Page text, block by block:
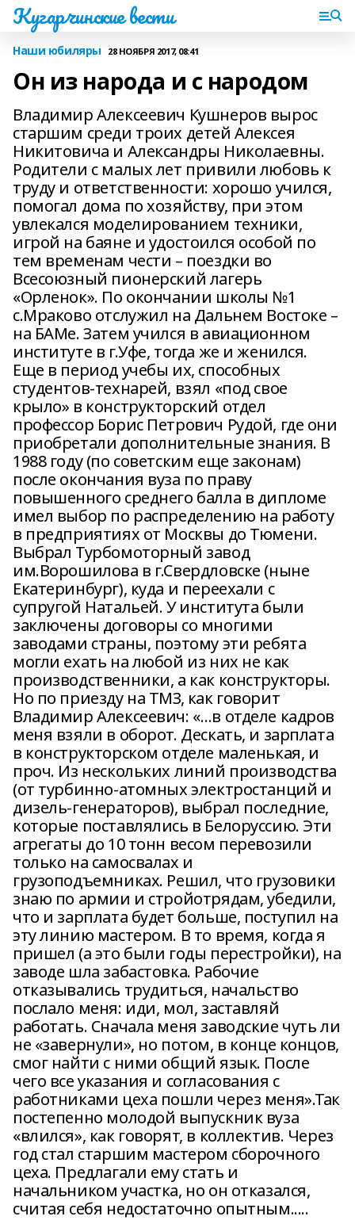
Кугарчинские вести
Наши юбиляры 28 НОЯБРЯ 2017, 08:41
Он из народа и с народом
Владимир Алексеевич Кушнеров вырос
старшим среди троих детей Алексея
Никитовича и Александры Николаевны.
Родители с малых лет привили любовь к
труду и ответственности: хорошо учился,
помогал дома по хозяйству, при этом
увлекался моделированием техники,
игрой на баяне и удостоился особой по
тем временам чести – поездки во
Всесоюзный пионерский лагерь
«Орленок». По окончании школы №1
с.Мраково отслужил на Дальнем Востоке –
на БАМе. Затем учился в авиационном
институте в г.Уфе, тогда же и женился.
Еще в период учебы их, способных
студентов-технарей, взял «под свое
крыло» в конструкторский отдел
профессор Борис Петрович Рудой, где они
приобретали дополнительные знания. В
1988 году (по советским еще законам)
после окончания вуза по праву
повышенного среднего балла в дипломе
имел выбор по распределению на работу
в предприятиях от Москвы до Тюмени.
Выбрал Турбомоторный завод
им.Ворошилова в г.Свердловске (ныне
Екатеринбург), куда и переехали с
супругой Натальей. У института были
заключены договоры со многими
заводами страны, поэтому эти ребята
могли ехать на любой из них не как
производственники, а как конструкторы.
Но по приезду на ТМЗ, как говорит
Владимир Алексеевич: «…в отделе кадров
меня взяли в оборот. Дескать, и зарплата
в конструкторском отделе маленькая, и
проч. Из нескольких линий производства
(от турбинно-атомных электростанций и
дизель-генераторов), выбрал последние,
которые поставлялись в Белоруссию. Эти
агрегаты до 10 тонн весом перевозили
только на самосвалах и
грузоподъемниках. Решил, что грузовики
знаю по армии и стройотрядам, убедили,
что и зарплата будет больше, поступил на
эту линию мастером. В то время, когда я
пришел (а это были годы перестройки), на
заводе шла забастовка. Рабочие
отказывались трудиться, начальство
послало меня: иди, мол, заставляй
работать. Сначала меня заводские чуть ли
не «завернули», но потом, в конце концов,
смог найти с ними общий язык. После
чего все указания и согласования с
работниками цеха пошли через меня».Так
постепенно молодой выпускник вуза
«влился», как говорят, в коллектив. Через
год стал старшим мастером сборочного
цеха. Предлагали ему стать и
начальником участка, но он отказался,
считая себя недостаточно опытным.....